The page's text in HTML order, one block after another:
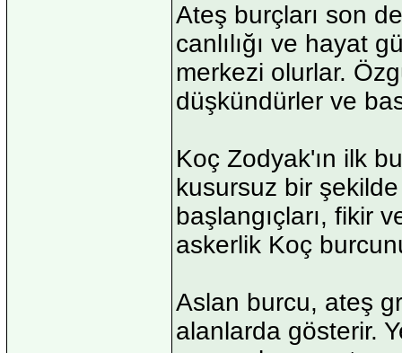
Ateş burçları son
canlılığı ve hayat
merkezi olurlar.
düşkündürler ve
Koç Zodyak'ın ilk
kusursuz bir şekilde
başlangıçları, fikir
askerlik Koç
Aslan burcu, ateş
alanlarda gösterir.